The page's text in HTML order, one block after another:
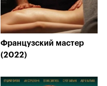
Французский мастер
(2022)